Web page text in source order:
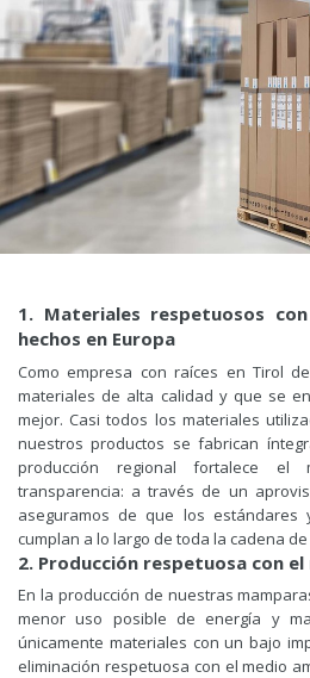
1. Materiales respetuosos
hechos en Europa
Como empresa con raíces en Tirol
materiales de alta calidad y que se
mejor. Casi todos los materiales
nuestros productos se fabrican
producción regional fortalece el
transparencia: a través de un
aseguramos de que los
cumplan a lo largo de toda la cadena
2. Producción respetuosa con
En la producción de nuestras
menor uso posible de energía y
únicamente materiales con un bajo
eliminación respetuosa con el medio